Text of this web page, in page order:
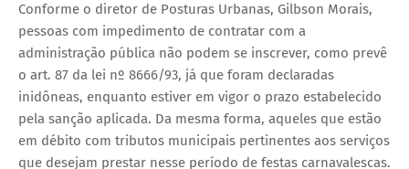
Conforme o diretor de Posturas Urbanas, Gilbson Morais,
pessoas com impedimento de contratar com a
administração pública não podem se inscrever, como prevê
o art. 87 da lei nº 8666/93, já que foram declaradas
inidôneas, enquanto estiver em vigor o prazo estabelecido
pela sanção aplicada. Da mesma forma, aqueles que estão
em débito com tributos municipais pertinentes aos serviços
que desejam prestar nesse período de festas carnavalescas.